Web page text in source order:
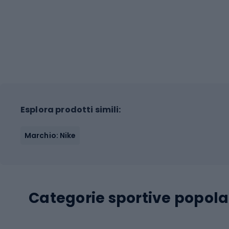
Esplora prodotti simili:
Marchio: Nike
Categorie sportive